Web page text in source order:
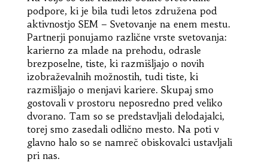
podpore, ki je bila tudi letos združena pod
aktivnostjo SEM – Svetovanje na enem mestu.
Partnerji ponujamo različne vrste svetovanja:
karierno za mlade na prehodu, odrasle
brezposelne, tiste, ki razmišljajo o novih
izobraževalnih možnostih, tudi tiste, ki
razmišljajo o menjavi kariere. Skupaj smo
gostovali v prostoru neposredno pred veliko
dvorano. Tam so se predstavljali delodajalci,
torej smo zasedali odlično mesto. Na poti v
glavno halo so se namreč obiskovalci ustavljali
pri nas.